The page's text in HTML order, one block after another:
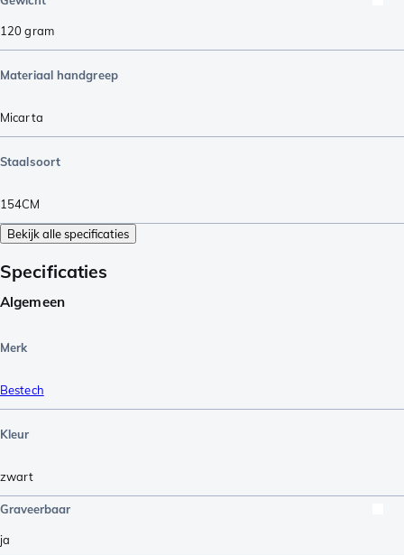
120gram
Materiaal handgreep
Micarta
Staalsoort
154CM
Bekijk alle specificaties
Specificaties
Algemeen
Merk
Bestech
Kleur
zwart
Graveerbaar
ja